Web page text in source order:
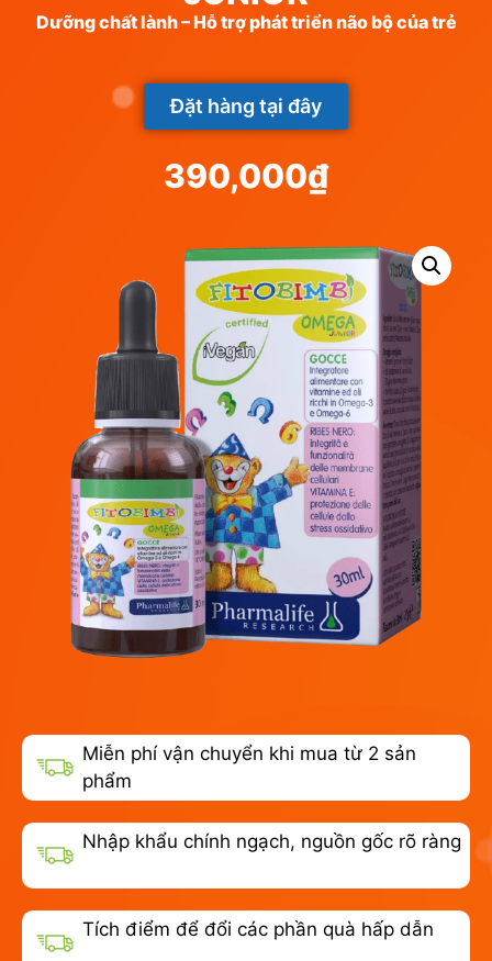
Dưỡng chất lành – Hỗ trợ phát triển não bộ của trẻ
Đặt hàng tại đây
390,000₫
Miễn phí vận chuyển khi mua từ 2 sản
phẩm
Nhập khẩu chính ngạch, nguồn gốc rõ ràng
Tích điểm để đổi các phần quà hấp dẫn